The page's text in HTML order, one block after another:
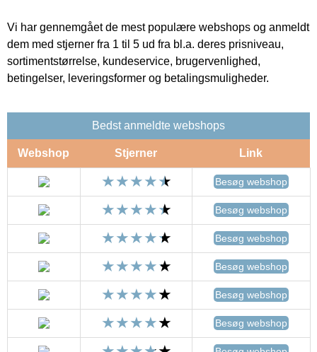
Vi har gennemgået de mest populære webshops og anmeldt
dem med stjerner fra 1 til 5 ud fra bl.a. deres prisniveau,
sortimentstørrelse, kundeservice, brugervenlighed,
betingelser, leveringsformer og betalingsmuligheder.
Bedst anmeldte webshops
Webshop Stjerner Link
Besøg webshop
Besøg webshop
Besøg webshop
Besøg webshop
Besøg webshop
Besøg webshop